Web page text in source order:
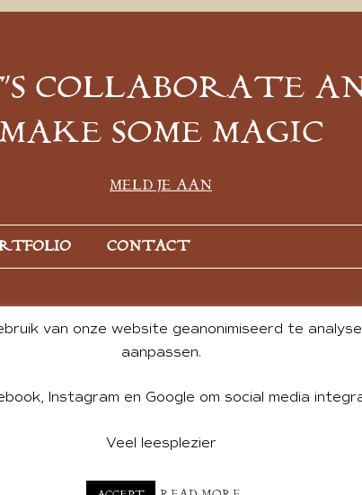
COLLABORATE
MAKE SOME MAGIC
MELD JE AAN
CONTACT
DE GROOT. WEBSITE DESIGN BY
van onze website geanonimiseerd te
aanpassen.
Instagram en Google om social media
Veel leesplezier